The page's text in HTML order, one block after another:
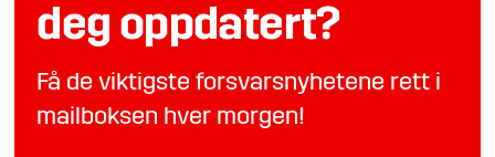
deg oppdatert?
Få de viktigste forsvarsnyhetene rett i
mailboksen hver morgen!